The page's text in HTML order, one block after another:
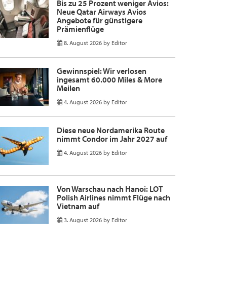
Bis zu 25 Prozent weniger Avios:
Neue Qatar Airways Avios
Angebote für günstigere
Prämienflüge
8. August 2026 by Editor
Gewinnspiel: Wir verlosen
ingesamt 60.000 Miles & More
Meilen
4. August 2026 by Editor
Diese neue Nordamerika Route
nimmt Condor im Jahr 2027 auf
4. August 2026 by Editor
Von Warschau nach Hanoi: LOT
Polish Airlines nimmt Flüge nach
Vietnam auf
3. August 2026 by Editor